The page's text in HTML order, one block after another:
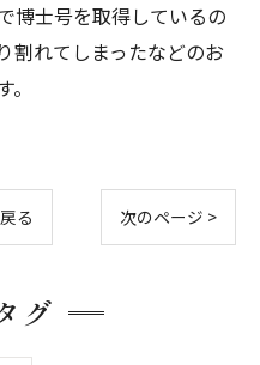
博士号を取得しているの
割れてしまったなどのお
る 次のページ >
グ